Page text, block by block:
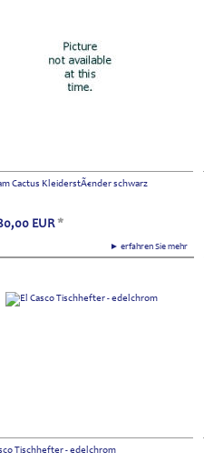
Cactus KleiderstÃ€nder schwarz
► erfahren Sie mehr
EUR *
Tischhefter - edelchrom